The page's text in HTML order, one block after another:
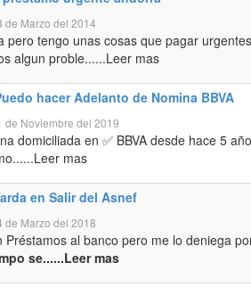
de Marzo del 2014
pero tengo unas cosas que pagar
algun proble......Leer mas
hacer Adelanto de Nomina BBVA
de Noviembre del 2019
domiciliada en ✅ BBVA desde hace 5
mas
en Salir del Asnef
de Marzo del 2018
Préstamos al banco pero me lo deniega
se......Leer mas